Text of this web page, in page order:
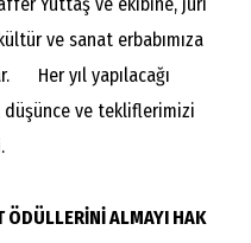
ve sanat erbabımıza
Her yıl yapılacağı
ve tekliflerimizi
ÖDÜLLERİNİ ALMAYI HAK